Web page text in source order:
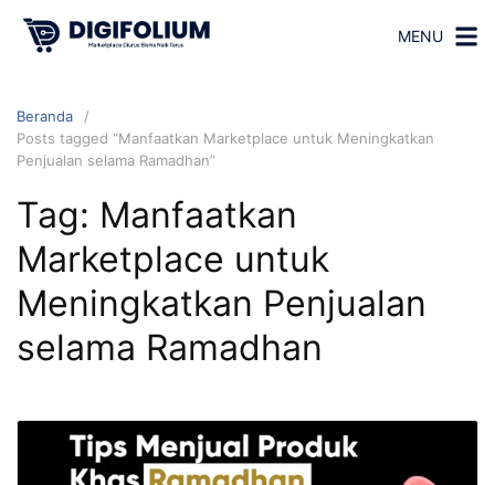
MENU
Beranda
Posts tagged “Manfaatkan Marketplace untuk Meningkatkan
Penjualan selama Ramadhan”
Tag: Manfaatkan
Marketplace untuk
Meningkatkan Penjualan
selama Ramadhan